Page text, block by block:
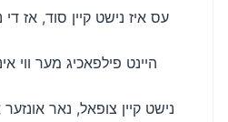
עס איז נישט קיין סוד, אז די
היינט פילפאכיג מער ווי
נישט קיין צופאל, נאר